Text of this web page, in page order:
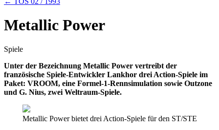
Metallic Power
Spiele
Unter der Bezeichnung Metallic Power vertreibt der
französische Spiele-Entwickler Lankhor drei Action-Spiele im
Paket: VROOM, eine Formel-1-Rennsimulation sowie Outzone
und G. Nius, zwei Weltraum-Spiele.
Metallic Power bietet drei Action-Spiele für den ST/STE